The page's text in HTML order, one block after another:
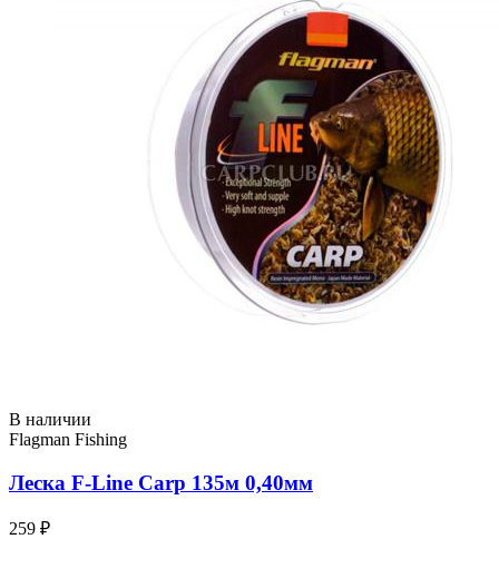
В наличии
Flagman Fishing
Леска F-Line Carp 135м 0,40мм
259 ₽